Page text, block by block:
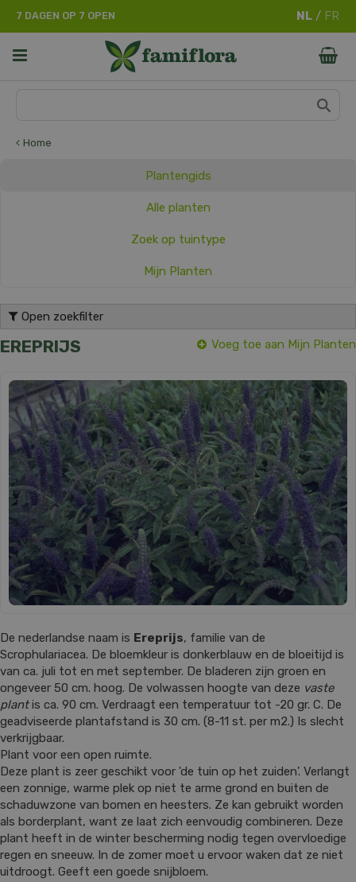
Home
7 DAGEN OP 7 OPEN
Plantengids
Alle planten
Zoek op tuintype
Mijn Planten
Open zoekfilter
EREPRIJS Voeg toe aan Mijn Planten
De nederlandse naam is Ereprijs, familie van de
Scrophulariacea. De bloemkleur is donkerblauw en de bloeitijd is
van ca. juli tot en met september. De bladeren zijn groen en
ongeveer 50 cm. hoog. De volwassen hoogte van deze vaste
plantis ca. 90 cm. Verdraagt een temperatuur tot -20 gr. C. De
geadviseerde plantafstand is 30 cm. (8-11 st. per m2.) Is slecht
verkrijgbaar.
Plant voor een open ruimte.
Deze plant is zeer geschikt voor 'de tuin op het zuiden'. Verlangt
een zonnige, warme plek op niet te arme grond en buiten de
schaduwzone van bomen en heesters. Ze kan gebruikt worden
als borderplant, want ze laat zich eenvoudig combineren. Deze
plant heeft in de winter bescherming nodig tegen overvloedige
regen en sneeuw. In de zomer moet u ervoor waken dat ze niet
uitdroogt. Geeft een goede snijbloem.